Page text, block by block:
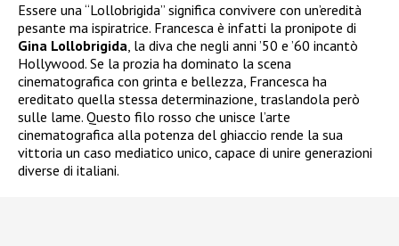
Essere una “Lollobrigida” significa convivere con un’eredità
pesante ma ispiratrice. Francesca è infatti la pronipote di
Gina Lollobrigida, la diva che negli anni ’50 e ’60 incantò
Hollywood. Se la prozia ha dominato la scena
cinematografica con grinta e bellezza, Francesca ha
ereditato quella stessa determinazione, traslandola però
sulle lame. Questo filo rosso che unisce l’arte
cinematografica alla potenza del ghiaccio rende la sua
vittoria un caso mediatico unico, capace di unire generazioni
diverse di italiani.